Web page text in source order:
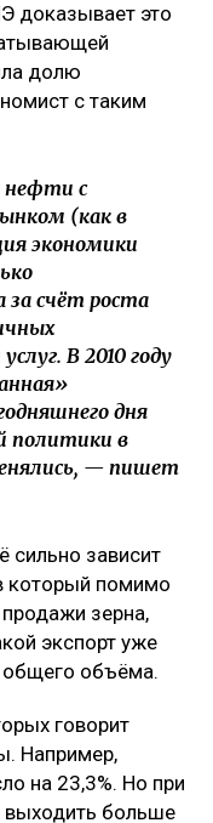
доказывает это
долю
с таким
нефти с
(как в
экономики
за счёт роста
В 2010 году
дня
политики в
— пишет
сильно зависит
который помимо
зерна,
экспорт уже
общего объёма.
говорит
Например,
на 23,3%. Но при
выходить больше